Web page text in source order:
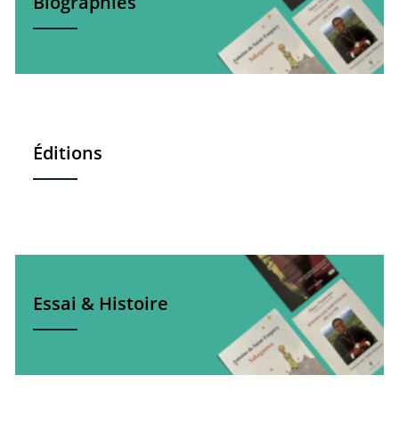
Éditions
Essai & Histoire